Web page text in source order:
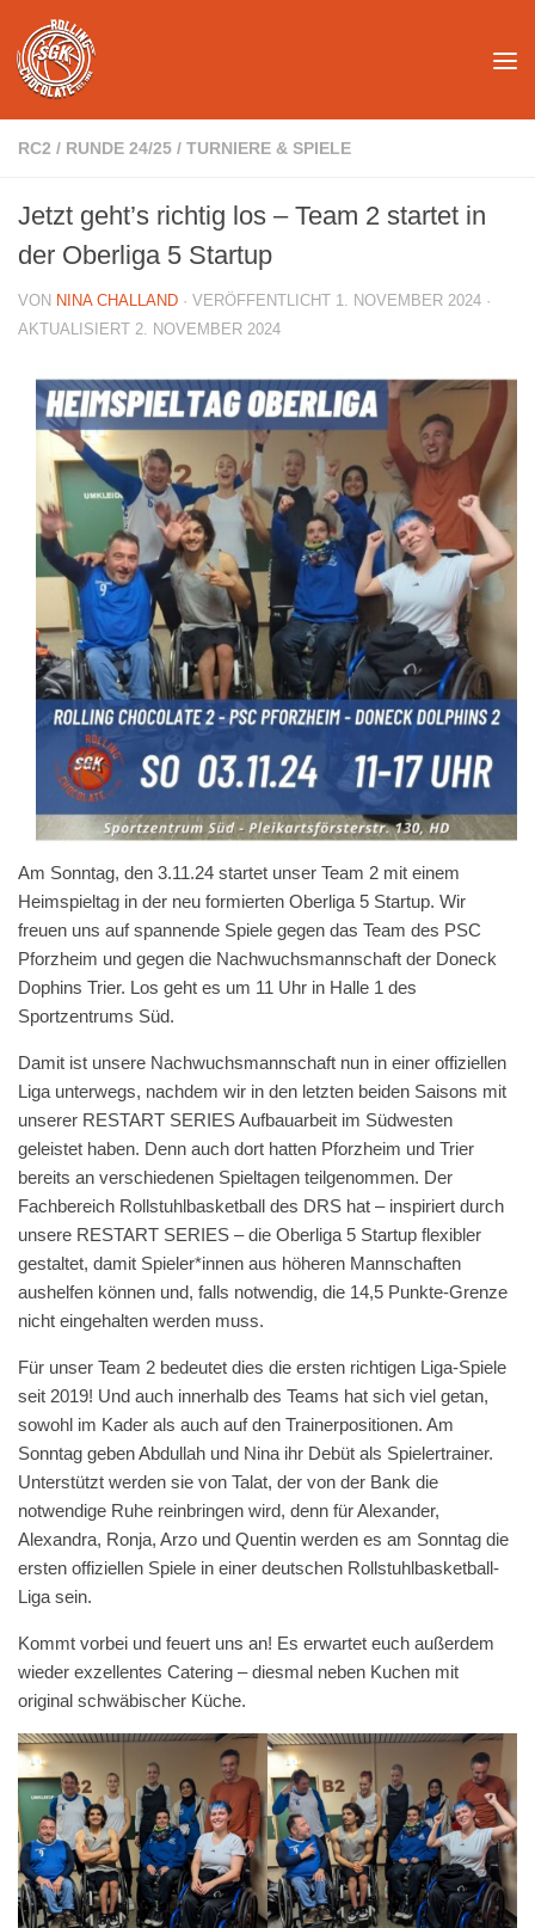
Unter dem Inhalt
RC2 / RUNDE 24/25 / TURNIERE & SPIELE
Jetzt geht’s richtig los – Team 2 startet in
der Oberliga 5 Startup
VON NINA CHALLAND · VERÖFFENTLICHT 1. NOVEMBER 2024 ·
AKTUALISIERT 2. NOVEMBER 2024
Am Sonntag, den 3.11.24 startet unser Team 2 mit einem
Heimspieltag in der neu formierten Oberliga 5 Startup. Wir
freuen uns auf spannende Spiele gegen das Team des PSC
Pforzheim und gegen die Nachwuchsmannschaft der Doneck
Dophins Trier. Los geht es um 11 Uhr in Halle 1 des
Sportzentrums Süd.
Damit ist unsere Nachwuchsmannschaft nun in einer offiziellen
Liga unterwegs, nachdem wir in den letzten beiden Saisons mit
unserer RESTART SERIES Aufbauarbeit im Südwesten
geleistet haben. Denn auch dort hatten Pforzheim und Trier
bereits an verschiedenen Spieltagen teilgenommen. Der
Fachbereich Rollstuhlbasketball des DRS hat – inspiriert durch
unsere RESTART SERIES – die Oberliga 5 Startup flexibler
gestaltet, damit Spieler*innen aus höheren Mannschaften
aushelfen können und, falls notwendig, die 14,5 Punkte-Grenze
nicht eingehalten werden muss.
Für unser Team 2 bedeutet dies die ersten richtigen Liga-Spiele
seit 2019! Und auch innerhalb des Teams hat sich viel getan,
sowohl im Kader als auch auf den Trainerpositionen. Am
Sonntag geben Abdullah und Nina ihr Debüt als Spielertrainer.
Unterstützt werden sie von Talat, der von der Bank die
notwendige Ruhe reinbringen wird, denn für Alexander,
Alexandra, Ronja, Arzo und Quentin werden es am Sonntag die
ersten offiziellen Spiele in einer deutschen Rollstuhlbasketball-
Liga sein.
Kommt vorbei und feuert uns an! Es erwartet euch außerdem
wieder exzellentes Catering – diesmal neben Kuchen mit
original schwäbischer Küche.